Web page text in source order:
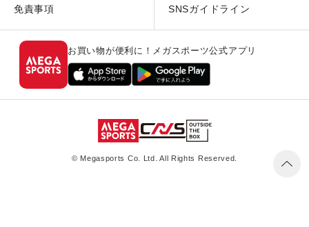
免責事項 SNSガイドライン
お買い物が便利に！メガスポーツ公式アプリ
© Megasports Co. Ltd. All Rights Reserved.